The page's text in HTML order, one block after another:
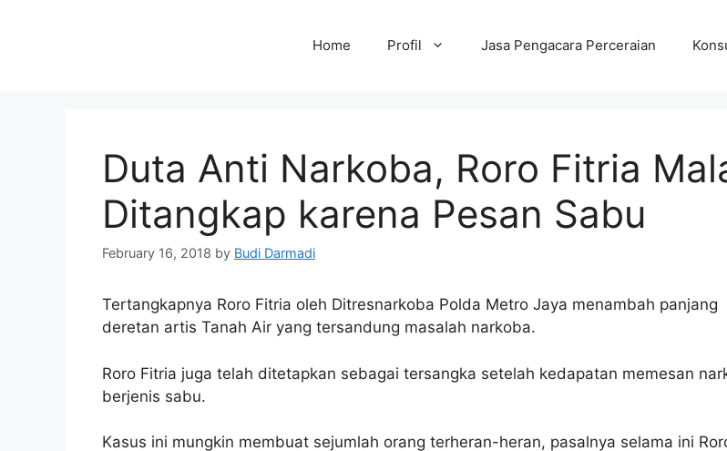
Home Profil Jasa Pengacara Perceraian
Duta Anti Narkoba, Roro Fitria
Ditangkap karena Pesan Sabu
February 16, 2018 by Budi Darmadi
Tertangkapnya Roro Fitria oleh Ditresnarkoba Polda Metro Jaya menambah panjang
deretan artis Tanah Air yang tersandung masalah narkoba.
Roro Fitria juga telah ditetapkan sebagai tersangka setelah kedapatan memesan
berjenis sabu.
Kasus ini mungkin membuat sejumlah orang terheran-heran, pasalnya selama ini